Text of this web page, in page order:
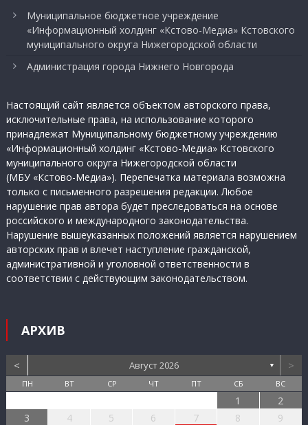
Муниципальное бюджетное учреждение
«Информационный холдинг «Кстово-Медиа» Кстовского
муниципального округа Нижегородской области
Администрация города Нижнего Новгорода
Настоящий сайт является объектом авторского права,
исключительные права, на использование которого
принадлежат Муниципальному бюджетному учреждению
«Информационный холдинг «Кстово-Медиа» Кстовского
муниципального округа Нижегородской области
(МБУ «Кстово-Медиа»). Перепечатка материала возможна
только с письменного разрешения редакции. Любое
нарушение прав автора будет преследоваться на основе
российского и международного законодательства.
Нарушение вышеуказанных положений является нарушением
авторских прав и влечет наступление гражданской,
административной и уголовной ответственности в
соответствии с действующим законодательством.
АРХИВ
< Август 2026 ▼ >
ПН ВТ СР ЧТ ПТ СБ ВС
1
2
3
4 5 6 7 8
9